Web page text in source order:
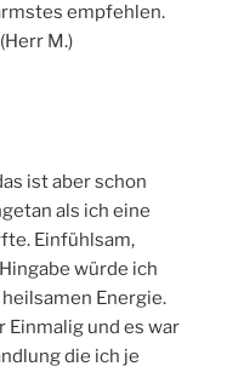
empfehlen.
M.)
ist aber schon
als ich eine
Einfühlsam,
würde ich
Energie.
Einmalig und es war
die ich je